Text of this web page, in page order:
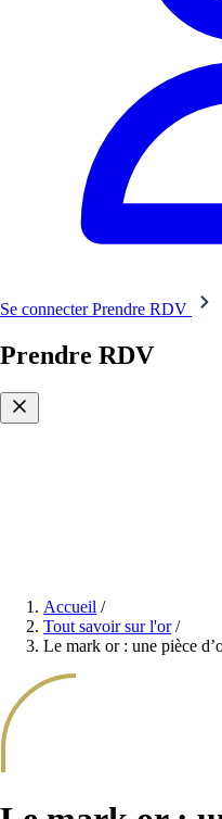
Se connecter Prendre RDV
Prendre RDV
Accueil /
Tout savoir sur l'or /
Le mark or : une pièce